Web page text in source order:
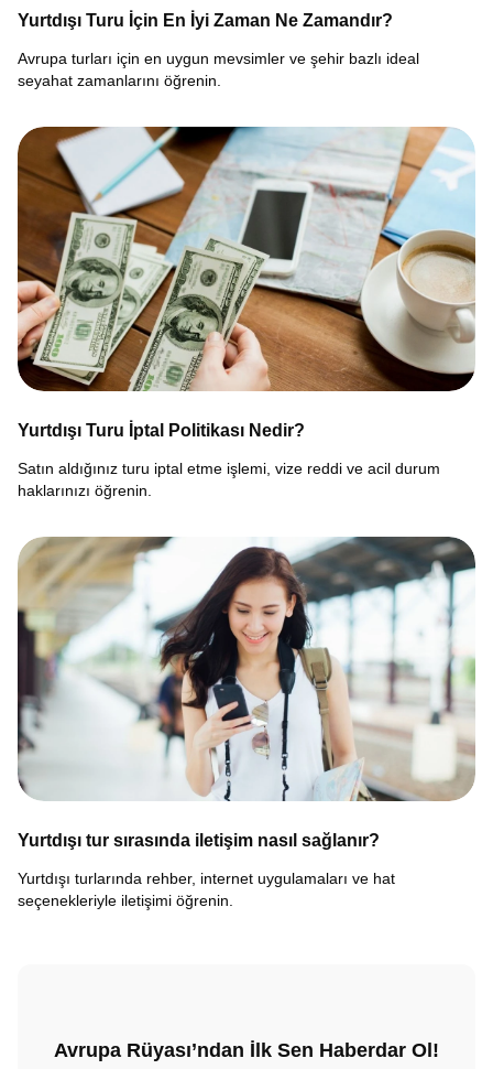
Yurtdışı Turu İçin En İyi Zaman Ne Zamandır?
Avrupa turları için en uygun mevsimler ve şehir bazlı ideal
seyahat zamanlarını öğrenin.
Yurtdışı Turu İptal Politikası Nedir?
Satın aldığınız turu iptal etme işlemi, vize reddi ve acil durum
haklarınızı öğrenin.
Yurtdışı tur sırasında iletişim nasıl sağlanır?
Yurtdışı turlarında rehber, internet uygulamaları ve hat
seçenekleriyle iletişimi öğrenin.
Avrupa Rüyası’ndan İlk Sen Haberdar Ol!